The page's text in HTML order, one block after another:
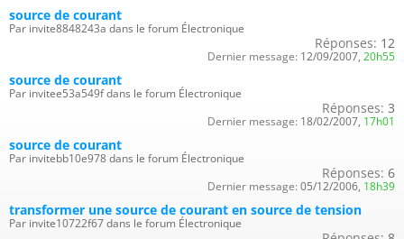
source de courant
Par invite8848243a dans le forum Électronique
Réponses: 12
Dernier message: 12/09/2007, 20h55
source de courant
Par invitee53a549f dans le forum Électronique
Réponses: 3
Dernier message: 18/02/2007, 17h01
source de courant
Par invitebb10e978 dans le forum Électronique
Réponses: 6
Dernier message: 05/12/2006, 18h39
transformer une source de courant en source de tension
Par invite10722f67 dans le forum Électronique